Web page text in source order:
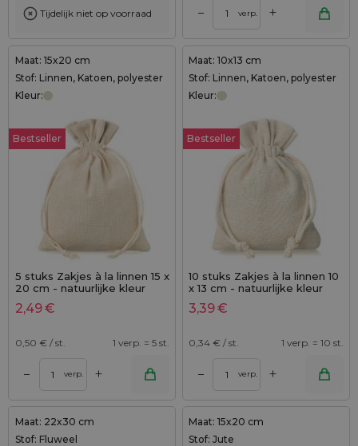
Tijdelijk niet op voorraad – verp. +
Maat: 15x20 cm
Stof: Linnen, Katoen, polyester
Kleur:
Bestseller
5 stuks Zakjes à la linnen 15 x
20 cm - natuurlijke kleur
2,49€
0,50 € / st. 1 verp. = 5 st.
– verp. +
Maat: 10x13 cm
Stof: Linnen, Katoen, polyester
Kleur:
Bestseller
10 stuks Zakjes à la linnen 10
x 13 cm - natuurlijke kleur
3,39€
0,34 € / st. 1 verp. = 10 st.
– verp. +
Maat: 22x30 cm
Stof: Fluweel
Maat: 15x20 cm
Stof: Jute